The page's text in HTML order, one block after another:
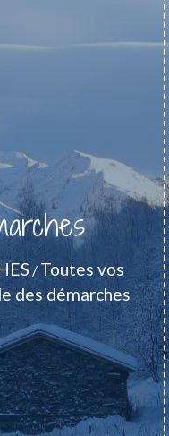
/ Toutes vos
des démarches